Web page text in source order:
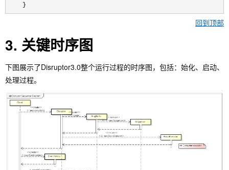
    }
回到顶部
3. 关键时序图
下图展示了Disruptor3.0整个运行过程的时序图，包括：始化、启动、
处理过程。